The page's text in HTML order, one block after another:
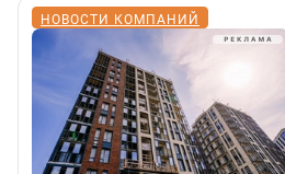
НОВОСТИ КОМПАНИЙ